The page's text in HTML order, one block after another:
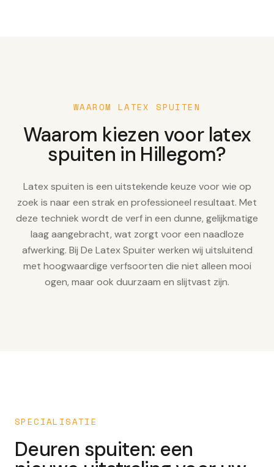
WAAROM LATEX SPUITEN
Waarom kiezen voor latex
spuiten in Hillegom?
Latex spuiten is een uitstekende keuze voor wie op
zoek is naar een strak en professioneel resultaat. Met
deze techniek wordt de verf in een dunne, gelijkmatige
laag aangebracht, wat zorgt voor een naadloze
afwerking. Bij De Latex Spuiter werken wij uitsluitend
met hoogwaardige verfsoorten die niet alleen mooi
ogen, maar ook duurzaam en slijtvast zijn.
SPECIALISATIE
Deuren spuiten: een